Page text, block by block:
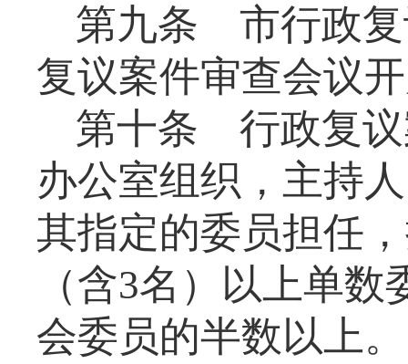
第九条 市行政复
复议案件审查会议
第十条 行政复议
办公室组织，主持
其指定的委员担任
（含3名）以上单数
会委员的半数以上。